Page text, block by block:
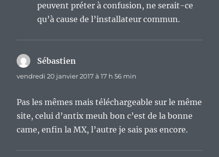
peuvent préter à confusion, ne serait-ce
qu’à cause de l’installateur commun.
Sébastien
vendredi 20 janvier 2017 à 17 h 56 min
Pas les mêmes mais téléchargeable sur le même
site, celui d’antix meuh bon c’est de la bonne
came, enfin la MX, l’autre je sais pas encore.